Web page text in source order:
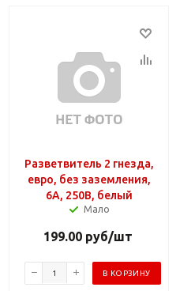
Разветвитель 2 гнезда,
евро, без заземления,
6А, 250В, белый
Мало
199.00руб/шт
В КОРЗИНУ